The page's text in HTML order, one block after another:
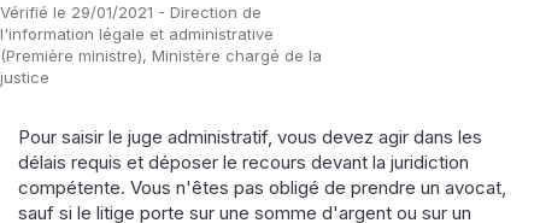
Vérifié le 29/01/2021 - Direction de
l'information légale et administrative
(Première ministre), Ministère chargé de la
justice
Pour saisir le juge administratif, vous devez agir dans les
délais requis et déposer le recours devant la juridiction
compétente. Vous n'êtes pas obligé de prendre un avocat,
sauf si le litige porte sur une somme d'argent ou sur un